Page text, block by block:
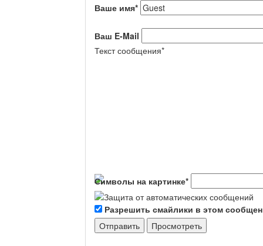
Ваше имя*
Ваш E-Mail
Текст сообщения*
Символы на картинке*
Разрешить смайлики в этом